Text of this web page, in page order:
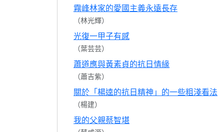
霧峰林家的愛國主義永遠長存
（林光輝）
光復一甲子有感
（葉芸芸）
蕭道應與黃素貞的抗日情緣
（蕭吉紫）
關於「楊逵的抗日精神」的一些粗淺看法
（楊建）
我的父親蔡智堪